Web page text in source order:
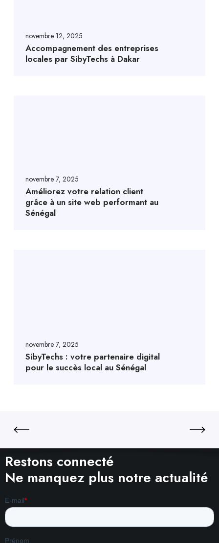
novembre 12, 2025
Accompagnement des entreprises
locales par SibyTechs à Dakar
novembre 7, 2025
Améliorez votre relation client
grâce à un site web performant au
Sénégal
novembre 7, 2025
SibyTechs : votre partenaire digital
pour le succès local au Sénégal
Restons connecté
Ne manquez plus notre actualité